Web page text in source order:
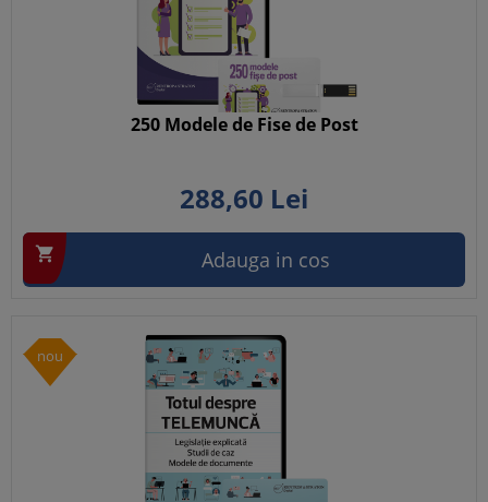
250 Modele de Fise de Post
288,60 Lei
 Adauga in cos
nou